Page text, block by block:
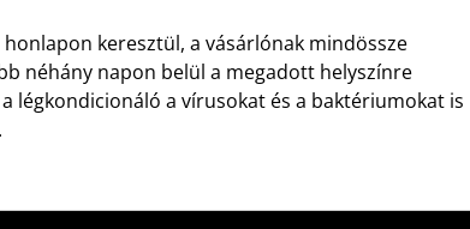
keresztül, a vásárlónak mindössze
néhány napon belül a megadott helyszínre
légkondicionáló a vírusokat és a baktériumokat is